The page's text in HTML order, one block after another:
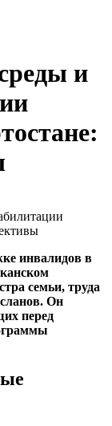
и
инвалидов в
семьи, труда
Он
перед